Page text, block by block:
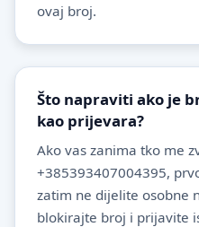
ovaj broj.
Što napraviti ako je
kao prijevara?
Ako vas zanima tko me
+385393407004395,
zatim ne dijelite osobne
blokirajte broj i prijavite